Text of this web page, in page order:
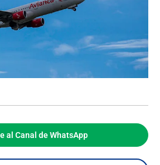
al Canal de WhatsApp